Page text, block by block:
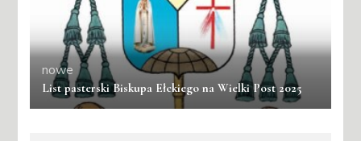
nowe
List pasterski Biskupa Ełckiego na Wielki Post 2025